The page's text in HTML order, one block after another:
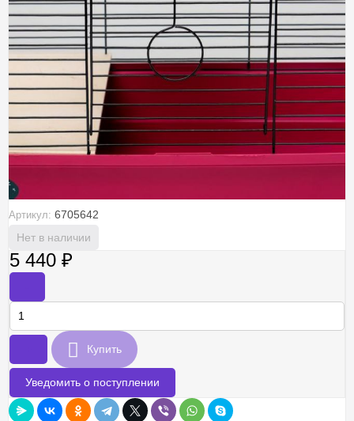
Артикул: 6705642
Нет в наличии
5 440 ₽
Купить
Уведомить о поступлении